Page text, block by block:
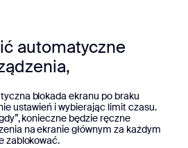
automatyczne
blokada ekranu po braku
ustawień i wybierając limit czasu.
konieczne będzie ręczne
na ekranie głównym za każdym
zablokować.